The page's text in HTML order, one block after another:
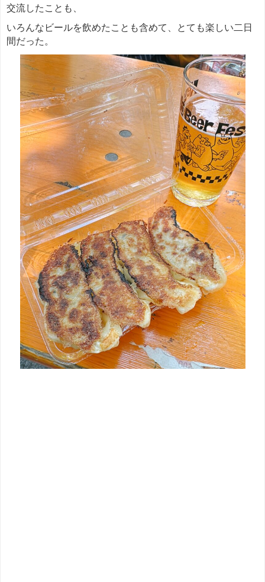
交流したことも、
いろんなビールを飲めたことも含めて、とても楽しい二日
間だった。